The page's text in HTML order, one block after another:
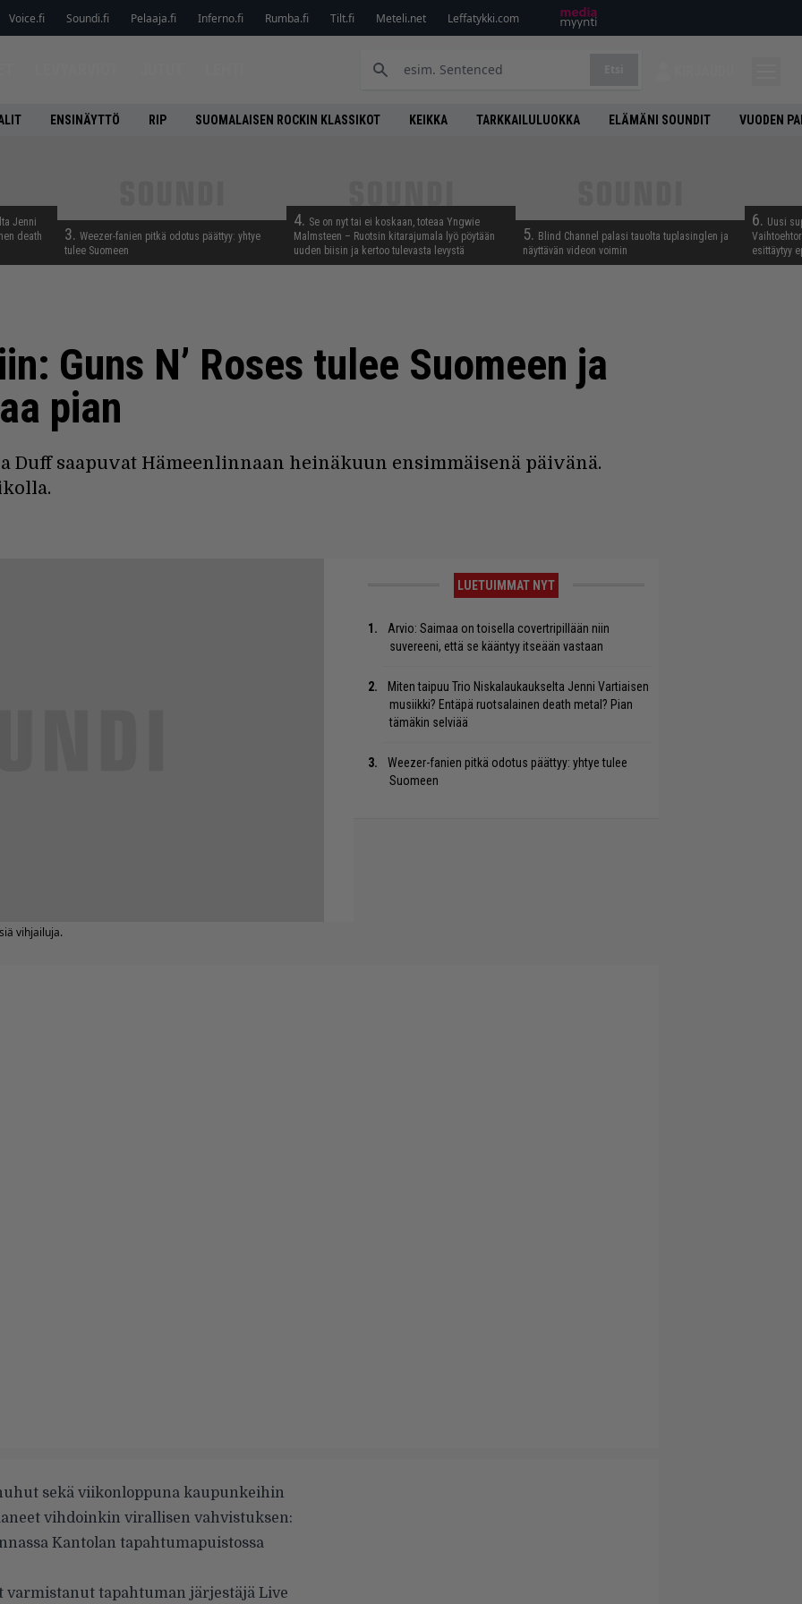
Voice.fi Soundi.fi Pelaaja.fi Inferno.fi Rumba.fi Tilt.fi Meteli.net Leffatykki.com
ENSINÄYTTÖ RIP SUOMALAISEN ROCKIN KLASSIKOT KEIKKA TARKKAILULUOKKA ELÄMÄNI SOUNDIT VUODEN
Jenni
death
3. Weezer-fanien pitkä odotus päättyy: yhtye
tulee Suomeen
4. Se on nyt tai ei koskaan, toteaa Yngwie
Malmsteen – Ruotsin kitarajumala lyö pöytään
uuden biisin ja kertoo tulevasta levystä
5. Blind Channel palasi tauolta tuplasinglen ja
näyttävän videon voimin
6. Uusi
esittäytyy
Guns N’ Roses tulee Suomeen ja
pian
Duff saapuvat Hämeenlinnaan heinäkuun ensimmäisenä päivänä.
vihjailuja.
LUETUIMMAT NYT
Arvio: Saimaa on toisella covertripillään niin
suvereeni, että se kääntyy itseään vastaan
Miten taipuu Trio Niskalaukaukselta Jenni Vartiaisen
musiikki? Entäpä ruotsalainen death metal? Pian
tämäkin selviää
Weezer-fanien pitkä odotus päättyy: yhtye tulee
Suomeen
sekä viikonloppuna kaupunkeihin
vihdoinkin virallisen vahvistuksen:
Kantolan tapahtumapuistossa
varmistanut tapahtuman järjestäjä Live